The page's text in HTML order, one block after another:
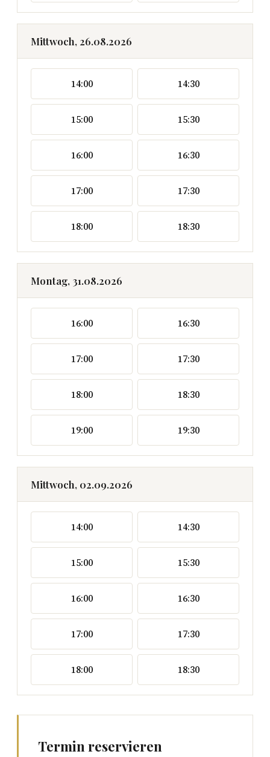
Mittwoch, 26.08.2026
14:00 14:30
15:00 15:30
16:00 16:30
17:00 17:30
18:00 18:30
Montag, 31.08.2026
16:00 16:30
17:00 17:30
18:00 18:30
19:00 19:30
Mittwoch, 02.09.2026
14:00 14:30
15:00 15:30
16:00 16:30
17:00 17:30
18:00 18:30
Termin reservieren